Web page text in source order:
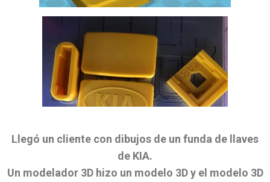
Llegó un cliente con dibujos de un funda de llaves
de KIA.
Un modelador 3D hizo un modelo 3D y el modelo 3D